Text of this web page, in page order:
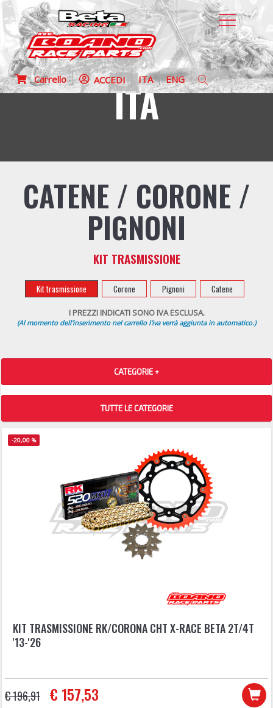
Carrello ACCEDI ITA ENG
ITA
CATENE / CORONE /
PIGNONI
KIT TRASMISSIONE
Kit trasmissione Corone Pignoni Catene
I PREZZI INDICATI SONO IVA ESCLUSA.
(Al momento dell'inserimento nel carrello l'iva verrà aggiunta in automatico.)
CATEGORIE +
TUTTE LE CATEGORIE
-20,00 %
KIT TRASMISSIONE RK/CORONA CHT X-RACE BETA 2T/4T
'13-'26
€ 196,91 € 157,53